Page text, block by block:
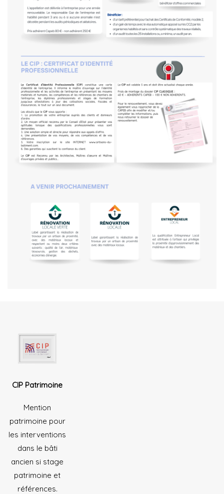
CIP Patrimoine
Mention
patrimoine pour
les interventions
dans le bâti
ancien si stage
patrimoine et
références.